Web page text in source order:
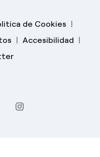
de Cookies
Accesibilidad